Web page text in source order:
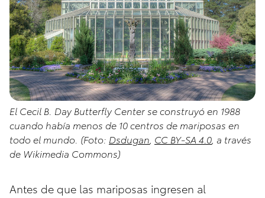
El Cecil B. Day Butterfly Center se construyó en 1988
cuando había menos de 10 centros de mariposas en
todo el mundo. (Foto: Dsdugan CC BY-SA 4.0 , a través
de Wikimedia Commons)
Antes de que las mariposas ingresen al